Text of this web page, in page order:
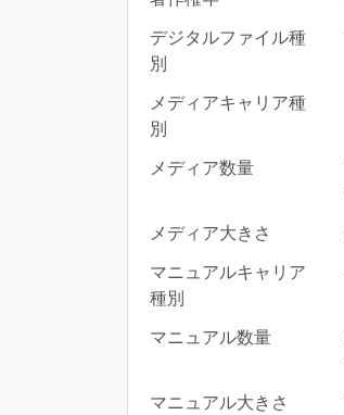
デジタルファイル種
別
メディアキャリア種
別
メディア数量
メディア大きさ
マニュアルキャリア
種別
マニュアル数量
マニュアル大きさ